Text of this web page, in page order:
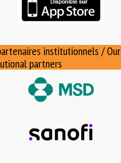
institutionnels / Our
partners